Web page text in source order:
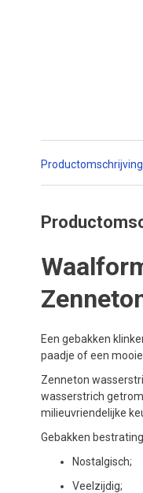
Productomschrijving
Een gebakken
paadje of een
Zenneton
wasserstrich
milieuvriendelijke
Gebakken
Nostalgisch;
Veelzijdig;